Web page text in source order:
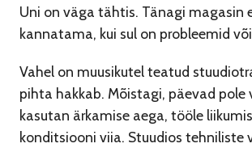
Uni on väga tähtis. Tänagi magasin
kannatama, kui sul on probleemid
Vahel on muusikutel teatud
pihta hakkab. Mõistagi, päevad pole
kasutan ärkamise aega, tööle
konditsiooni viia. Stuudios tehniliste